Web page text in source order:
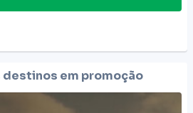
destinos em promoção